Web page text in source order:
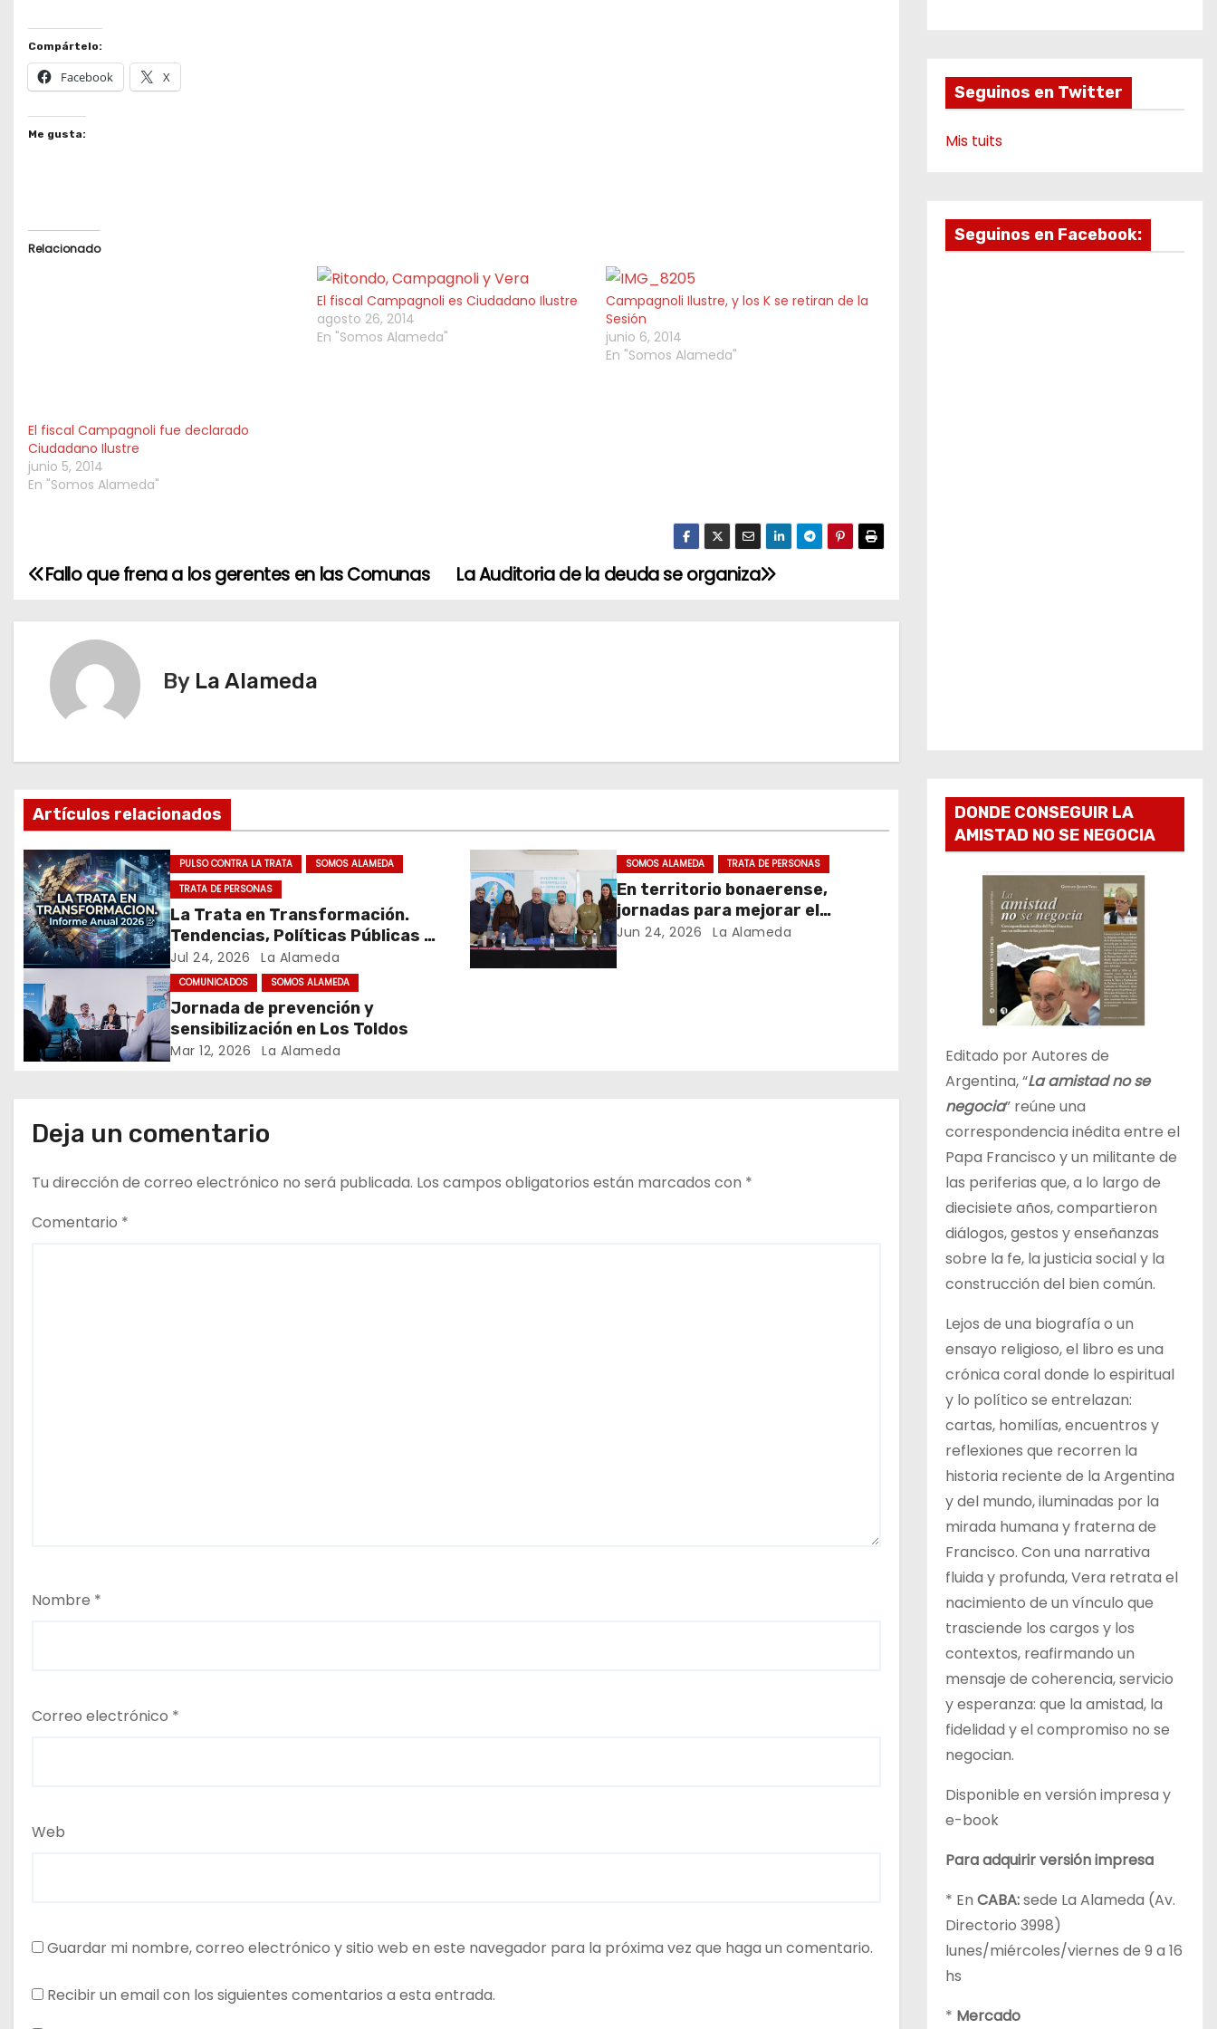
Compártelo:
Facebook X
Me gusta:
Relacionado
El fiscal Campagnoli fue declarado
Ciudadano Ilustre
junio 5, 2014
En "Somos Alameda"
El fiscal Campagnoli es Ciudadano Ilustre
agosto 26, 2014
En "Somos Alameda"
Campagnoli Ilustre, y los K se retiran de la
Sesión
junio 6, 2014
En "Somos Alameda"
N
a
a
c
i
ó
n
d
e
e
t
r
a
d
La Auditoria de la deuda se organiza
Fallo que frena a los gerentes en las Comunas
By La Alameda
Artículos relacionados
PULSO CONTRA LA TRATA
SOMOS ALAMEDA
TRATA DE PERSONAS
La Trata en Transformación.
Tendencias, Políticas Públicas y
Nuevos Desafíos. Argentina y el
Mundo – Julio 2026
Jul 24, 2026 La Alameda
SOMOS ALAMEDA TRATA DE PERSONAS
En territorio bonaerense,
jornadas para mejorar el
cuidado en comunidad
Jun 24, 2026 La Alameda
COMUNICADOS SOMOS ALAMEDA
Jornada de prevención y
sensibilización en Los Toldos
Mar 12, 2026 La Alameda
Deja un comentario
Tu dirección de correo electrónico no será publicada. Los campos obligatorios están marcados con *
Comentario *
Nombre *
Correo electrónico *
Web
Guardar mi nombre, correo electrónico y sitio web en este navegador para la próxima vez que haga un comentario.
Recibir un email con los siguientes comentarios a esta entrada.
e
o
Seguinos en Twitter
Mis tuits
Seguinos en Facebook:
DONDE CONSEGUIR LA
AMISTAD NO SE NEGOCIA
Editado por Autores de
Argentina, “La amistad no se
negocia” reúne una
correspondencia inédita entre el
Papa Francisco y un militante de
las periferias que, a lo largo de
diecisiete años, compartieron
diálogos, gestos y enseñanzas
sobre la fe, la justicia social y la
construcción del bien común.
Lejos de una biografía o un
ensayo religioso, el libro es una
crónica coral donde lo espiritual
y lo político se entrelazan:
cartas, homilías, encuentros y
reflexiones que recorren la
historia reciente de la Argentina
y del mundo, iluminadas por la
mirada humana y fraterna de
Francisco. Con una narrativa
fluida y profunda, Vera retrata el
nacimiento de un vínculo que
trasciende los cargos y los
contextos, reafirmando un
mensaje de coherencia, servicio
y esperanza: que la amistad, la
fidelidad y el compromiso no se
negocian.
Disponible en versión impresa y
e-book
Para adquirir versión impresa
* En CABA:sede La Alameda (Av.
Directorio 3998)
lunes/miércoles/viernes de 9 a 16
hs
* Mercado